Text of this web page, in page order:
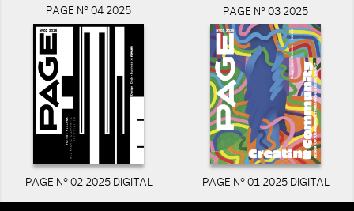
PAGE N° 04 2025 PAGE N° 03 2025
PAGE N° 02 2025 DIGITAL PAGE N° 01 2025 DIGITAL